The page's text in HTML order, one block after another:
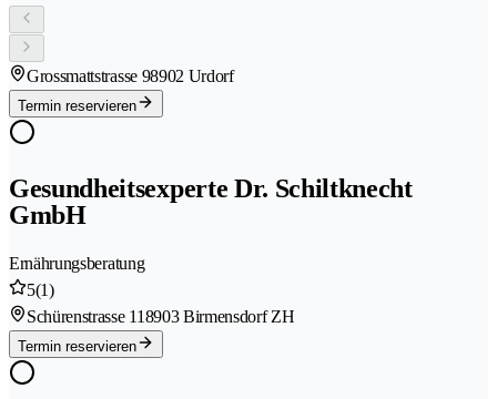
Grossmattstrasse 98902 Urdorf
Termin reservieren
Gesundheitsexperte Dr. Schiltknecht
GmbH
Ernährungsberatung
5(1)
Schürenstrasse 118903 Birmensdorf ZH
Termin reservieren